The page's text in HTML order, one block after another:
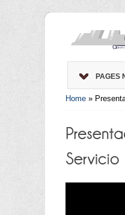
PAGES
Home »